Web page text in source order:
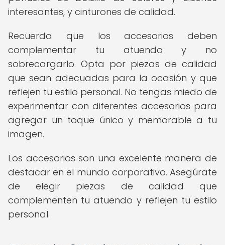
interesantes, y cinturones de calidad.
Recuerda que los accesorios deben
complementar tu atuendo y no
sobrecargarlo. Opta por piezas de calidad
que sean adecuadas para la ocasión y que
reflejen tu estilo personal. No tengas miedo de
experimentar con diferentes accesorios para
agregar un toque único y memorable a tu
imagen.
Los accesorios son una excelente manera de
destacar en el mundo corporativo. Asegúrate
de elegir piezas de calidad que
complementen tu atuendo y reflejen tu estilo
personal.